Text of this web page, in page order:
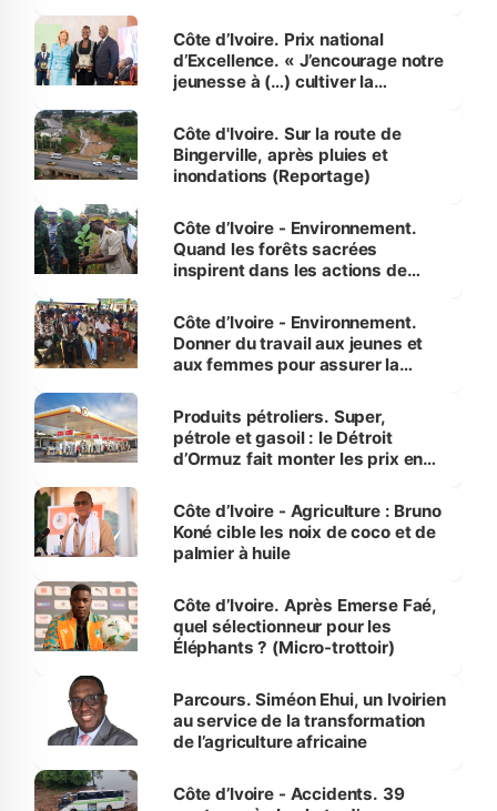
Côte d’Ivoire. Prix national
d’Excellence. « J’encourage notre
jeunesse à (…) cultiver la
(Alassane Ouattara
Côte d'Ivoire. Sur la route de
Bingerville, après pluies et
inondations (Reportage)
Côte d’Ivoire - Environnement.
Quand les forêts sacrées
inspirent dans les actions de
Côte d’Ivoire - Environnement.
Donner du travail aux jeunes et
aux femmes pour assurer la
menacées
Produits pétroliers. Super,
pétrole et gasoil : le Détroit
d’Ormuz fait monter les prix en
Côte d’Ivoire - Agriculture : Bruno
Koné cible les noix de coco et de
palmier à huile
Côte d’Ivoire. Après Emerse Faé,
quel sélectionneur pour les
Éléphants ? (Micro-trottoir)
Parcours. Siméon Ehui, un Ivoirien
au service de la transformation
de l’agriculture africaine
Côte d’Ivoire - Accidents. 39